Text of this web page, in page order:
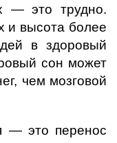
— это трудно.
и высота более
в здоровый
сон может
чем мозговой
— это перенос